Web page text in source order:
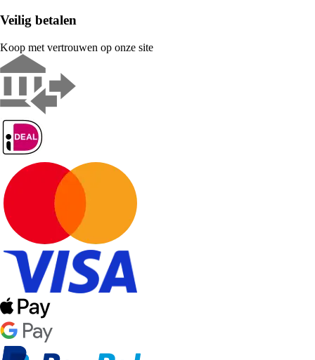
Veilig betalen
Koop met vertrouwen op onze site